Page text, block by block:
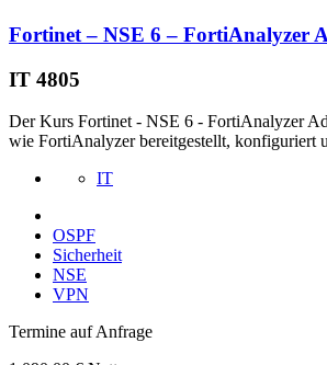
Fortinet – NSE 6 – FortiAnalyzer
IT 4805
Der Kurs Fortinet - NSE 6 - FortiAnalyzer
wie FortiAnalyzer bereitgestellt, konfiguriert
IT
OSPF
Sicherheit
NSE
VPN
Termine auf Anfrage